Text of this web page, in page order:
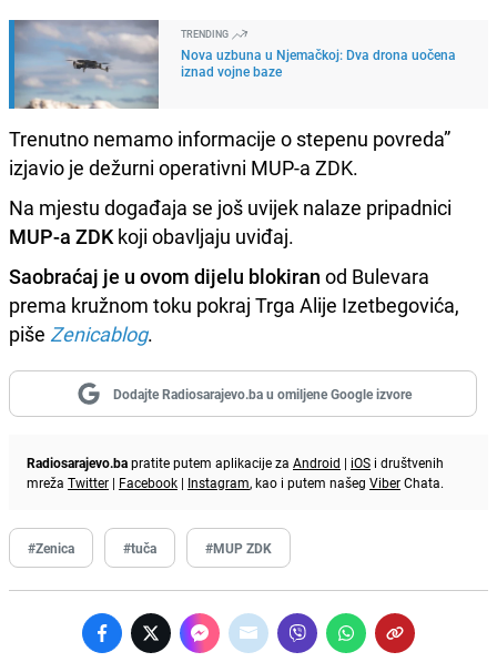
TRENDING
Nova uzbuna u Njemačkoj: Dva drona uočena
iznad vojne baze
Trenutno nemamo informacije o stepenu povreda”
izjavio je dežurni operativni MUP-a ZDK.
Na mjestu događaja se još uvijek nalaze pripadnici
MUP-a ZDK koji obavljaju uviđaj.
Saobraćaj je u ovom dijelu blokiran od Bulevara
prema kružnom toku pokraj Trga Alije Izetbegovića,
piše Zenicablog.
Dodajte Radiosarajevo.ba u omiljene Google izvore
Radiosarajevo.bapratite putem aplikacije za Android | iOS i društvenih
mreža Twitter | Facebook | Instagram, kao i putem našeg ViberChata.
#Zenica #tuča #MUP ZDK